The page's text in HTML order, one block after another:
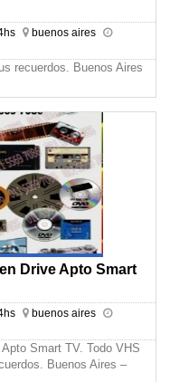
buenos aires
recuerdos. Buenos Aires
Drive Apto Smart
buenos aires
Smart TV. Todo VHS
Buenos Aires –